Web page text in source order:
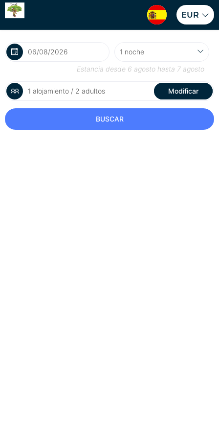
EUR
Estancia desde 6 agosto hasta 7 agosto
1 alojamiento / 2 adultos Modificar